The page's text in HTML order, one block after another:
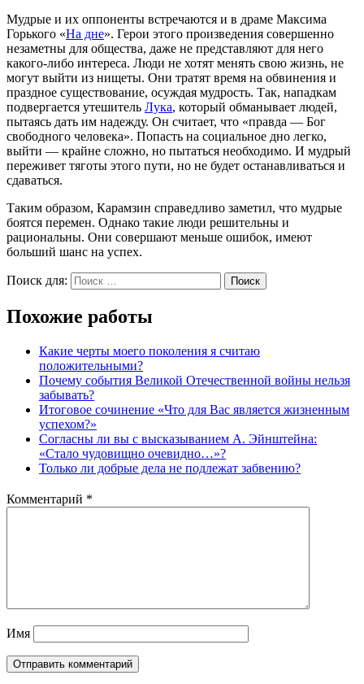
Мудрые и их оппоненты встречаются и в драме Максима
Горького «На дне». Герои этого произведения совершенно
незаметны для общества, даже не представляют для него
какого-либо интереса. Люди не хотят менять свою жизнь, не
могут выйти из нищеты. Они тратят время на обвинения и
праздное существование, осуждая мудрость. Так, нападкам
подвергается утешитель Лука, который обманывает людей,
пытаясь дать им надежду. Он считает, что «правда — Бог
свободного человека». Попасть на социальное дно легко,
выйти — крайне сложно, но пытаться необходимо. И мудрый
переживет тяготы этого пути, но не будет останавливаться и
сдаваться.
Таким образом, Карамзин справедливо заметил, что мудрые
боятся перемен. Однако такие люди решительны и
рациональны. Они совершают меньше ошибок, имеют
больший шанс на успех.
Поиск для: Поиск
Похожие работы
Какие черты моего поколения я считаю
положительными?
Почему события Великой Отечественной войны нельзя
забывать?
Итоговое сочинение «Что для Вас является жизненным
успехом?»
Согласны ли вы с высказыванием А. Эйнштейна:
«Стало чудовищно очевидно…»?
Только ли добрые дела не подлежат забвению?
Комментарий *
Имя